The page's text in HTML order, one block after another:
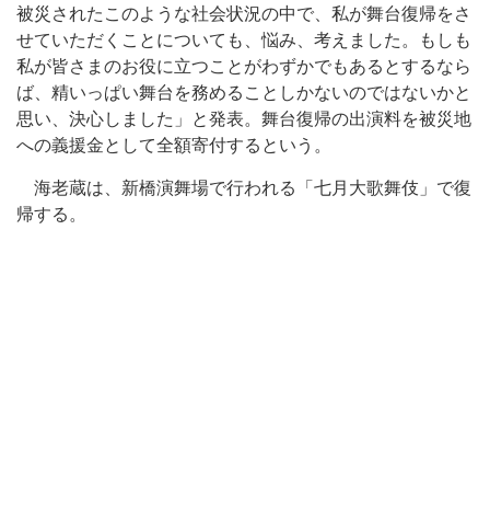
被災されたこのような社会状況の中で、私が舞台復帰をさ
せていただくことについても、悩み、考えました。もしも
私が皆さまのお役に立つことがわずかでもあるとするなら
ば、精いっぱい舞台を務めることしかないのではないかと
思い、決心しました」と発表。舞台復帰の出演料を被災地
への義援金として全額寄付するという。
海老蔵は、新橋演舞場で行われる「七月大歌舞伎」で復
帰する。